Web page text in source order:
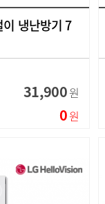
냉난방기 7
31,900원
0원